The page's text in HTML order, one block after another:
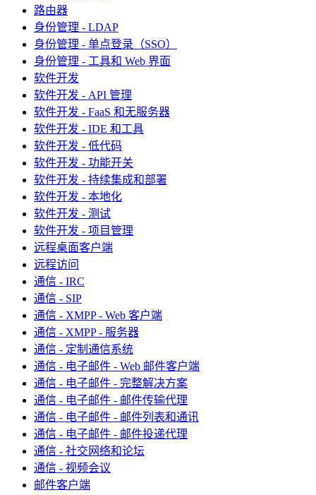
路由器
身份管理 - LDAP
身份管理 - 单点登录（SSO）
身份管理 - 工具和 Web 界面
软件开发
软件开发 - API 管理
软件开发 - FaaS 和无服务器
软件开发 - IDE 和工具
软件开发 - 低代码
软件开发 - 功能开关
软件开发 - 持续集成和部署
软件开发 - 本地化
软件开发 - 测试
软件开发 - 项目管理
远程桌面客户端
远程访问
通信 - IRC
通信 - SIP
通信 - XMPP - Web 客户端
通信 - XMPP - 服务器
通信 - 定制通信系统
通信 - 电子邮件 - Web 邮件客户端
通信 - 电子邮件 - 完整解决方案
通信 - 电子邮件 - 邮件传输代理
通信 - 电子邮件 - 邮件列表和通讯
通信 - 电子邮件 - 邮件投递代理
通信 - 社交网络和论坛
通信 - 视频会议
邮件客户端